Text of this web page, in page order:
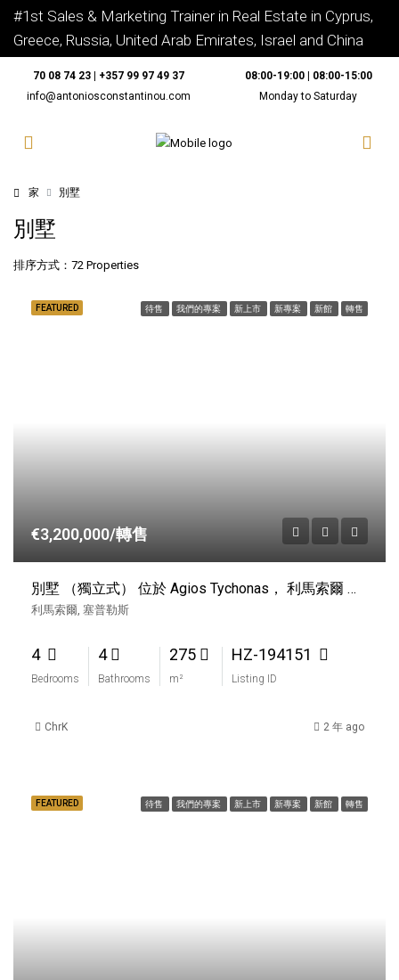
#1st Sales & Marketing Trainer in Real Estate in Cyprus,
Greece, Russia, United Arab Emirates, Israel and China
70 08 74 23 | +357 99 97 49 37
info@antoniosconstantinou.com
08:00-19:00 | 08:00-15:00
Monday to Saturday
家 別墅
別墅
72 Properties
排序方式：
FEATURED 待售 我們的專案 新上市 新專案 新館 轉售
€3,200,000/轉售
別墅 （獨立式） 位於 Agios Tychonas， 利馬索爾 待售
利馬索爾, 塞普勒斯
4
Bedrooms
4
Bathrooms
275
m²
HZ-194151
Listing ID
ChrK 2 年 ago
FEATURED 待售 我們的專案 新上市 新專案 新館 轉售